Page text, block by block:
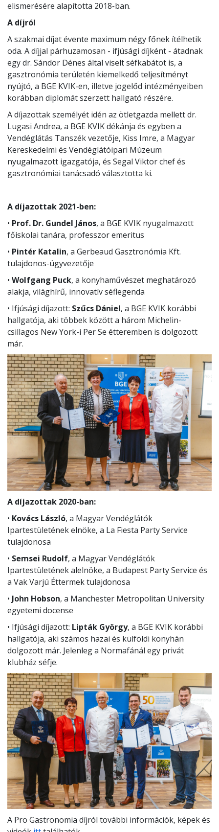
elismerésére alapította 2018-ban.
A díjról
A szakmai díjat évente maximum négy főnek ítélhetik
oda. A díjjal párhuzamosan - ifjúsági díjként - átadnak
egy dr. Sándor Dénes által viselt séfkabátot is, a
gasztronómia területén kiemelkedő teljesítményt
nyújtó, a BGE KVIK-en, illetve jogelőd intézményeiben
korábban diplomát szerzett hallgató részére.
A díjazottak személyét idén az ötletgazda mellett dr.
Lugasi Andrea, a BGE KVIK dékánja és egyben a
Vendéglátás Tanszék vezetője, Kiss Imre, a Magyar
Kereskedelmi és Vendéglátóipari Múzeum
nyugalmazott igazgatója, és Segal Viktor chef és
gasztronómiai tanácsadó választotta ki.
A díjazottak 2021-ben:
• Prof. Dr. Gundel János, a BGE KVIK nyugalmazott
főiskolai tanára, professzor emeritus
• Pintér Katalin, a Gerbeaud Gasztronómia Kft.
tulajdonos-ügyvezetője
• Wolfgang Puck, a konyhaművészet meghatározó
alakja, világhírű, innovatív séflegenda
• Ifjúsági díjazott: Szűcs Dániel, a BGE KVIK korábbi
hallgatója, aki többek között a három Michelin-
csillagos New York-i Per Se étteremben is dolgozott
már.
A díjazottak 2020-ban:
• Kovács László, a Magyar Vendéglátók
Ipartestületének elnöke, a La Fiesta Party Service
tulajdonosa
• Semsei Rudolf, a Magyar Vendéglátók
Ipartestületének alelnöke, a Budapest Party Service és
a Vak Varjú Éttermek tulajdonosa
• John Hobson, a Manchester Metropolitan University
egyetemi docense
• Ifjúsági díjazott: Lipták György, a BGE KVIK korábbi
hallgatója, aki számos hazai és külföldi konyhán
dolgozott már. Jelenleg a Normafánál egy privát
klubház séfje.
A Pro Gastronomia díjról további információk, képek és